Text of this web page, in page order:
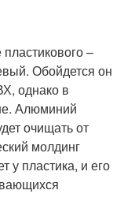
–
Обойдется он
однако в
Алюминий
очищать от
молдинг
у пластика, и его